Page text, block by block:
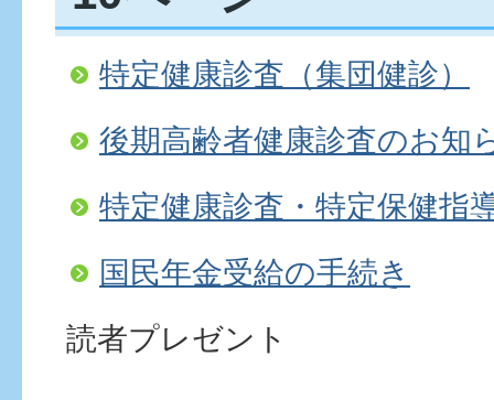
特定健康診査（集団健診）
後期高齢者健康診査のお知
特定健康診査・特定保健指
国民年金受給の手続き
読者プレゼント